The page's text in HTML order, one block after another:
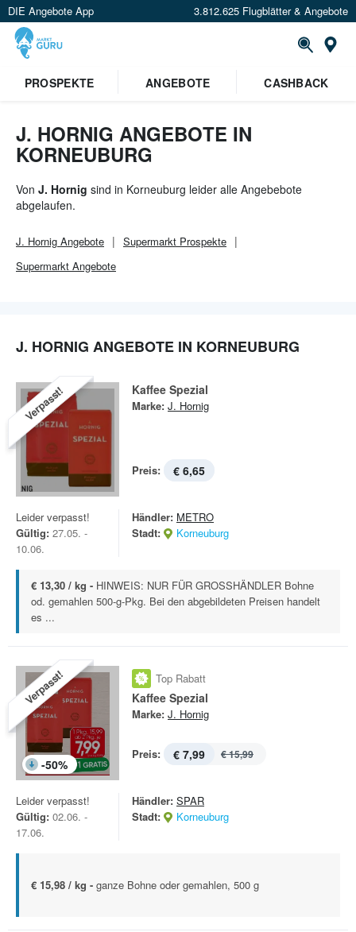
DIE Angebote App 3.812.625 Flugblätter & Angebote
PROSPEKTE
ANGEBOTE CASHBACK
J. HORNIG ANGEBOTE IN
KORNEUBURG
Von J. Hornig sind in Korneuburg leider alle Angebebote
abgelaufen.
J. Hornig Angebote Supermarkt Prospekte
Supermarkt Angebote
J. HORNIG ANGEBOTE IN KORNEUBURG
Verpasst! Kaffee Spezial
Marke: J. Hornig
Preis: € 6,65
Leider verpasst!
Gültig: 27.05. -
10.06.
Händler: METRO
Stadt:
Korneuburg
€ 13,30 / kg - HINWEIS: NUR FÜR GROSSHÄNDLER Bohne
od. gemahlen 500-g-Pkg. Bei den abgebildeten Preisen handelt
es ...
Verpasst!
-50%
Top Rabatt
Kaffee Spezial
Marke: J. Hornig
Preis: € 7,99 € 15,99
Leider verpasst!
Gültig: 02.06. -
17.06.
Händler: SPAR
Stadt:
Korneuburg
€ 15,98 / kg - ganze Bohne oder gemahlen, 500 g